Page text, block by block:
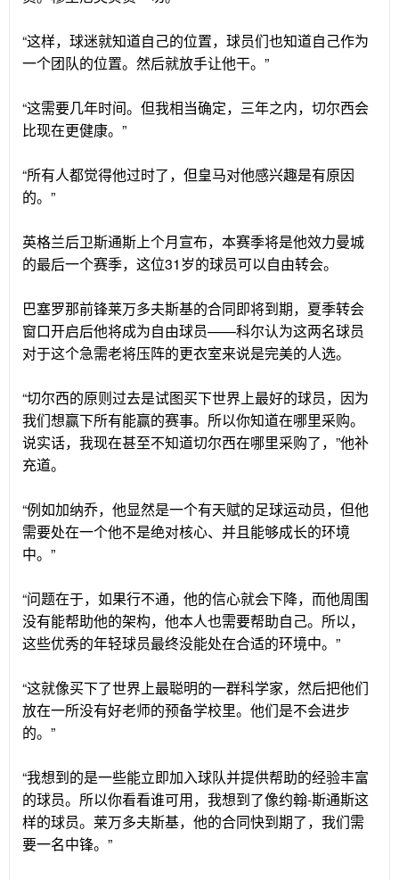
“这样，球迷就知道自己的位置，球员们也知道自己作为
一个团队的位置。然后就放手让他干。”
“这需要几年时间。但我相当确定，三年之内，切尔西会
比现在更健康。”
“所有人都觉得他过时了，但皇马对他感兴趣是有原因
的。”
英格兰后卫斯通斯上个月宣布，本赛季将是他效力曼城
的最后一个赛季，这位31岁的球员可以自由转会。
巴塞罗那前锋莱万多夫斯基的合同即将到期，夏季转会
窗口开启后他将成为自由球员——科尔认为这两名球员
对于这个急需老将压阵的更衣室来说是完美的人选。
“切尔西的原则过去是试图买下世界上最好的球员，因为
我们想赢下所有能赢的赛事。所以你知道在哪里采购。
说实话，我现在甚至不知道切尔西在哪里采购了，”他补
充道。
“例如加纳乔，他显然是一个有天赋的足球运动员，但他
需要处在一个他不是绝对核心、并且能够成长的环境
中。”
“问题在于，如果行不通，他的信心就会下降，而他周围
没有能帮助他的架构，他本人也需要帮助自己。所以，
这些优秀的年轻球员最终没能处在合适的环境中。”
“这就像买下了世界上最聪明的一群科学家，然后把他们
放在一所没有好老师的预备学校里。他们是不会进步
的。”
“我想到的是一些能立即加入球队并提供帮助的经验丰富
的球员。所以你看看谁可用，我想到了像约翰-斯通斯这
样的球员。莱万多夫斯基，他的合同快到期了，我们需
要一名中锋。”